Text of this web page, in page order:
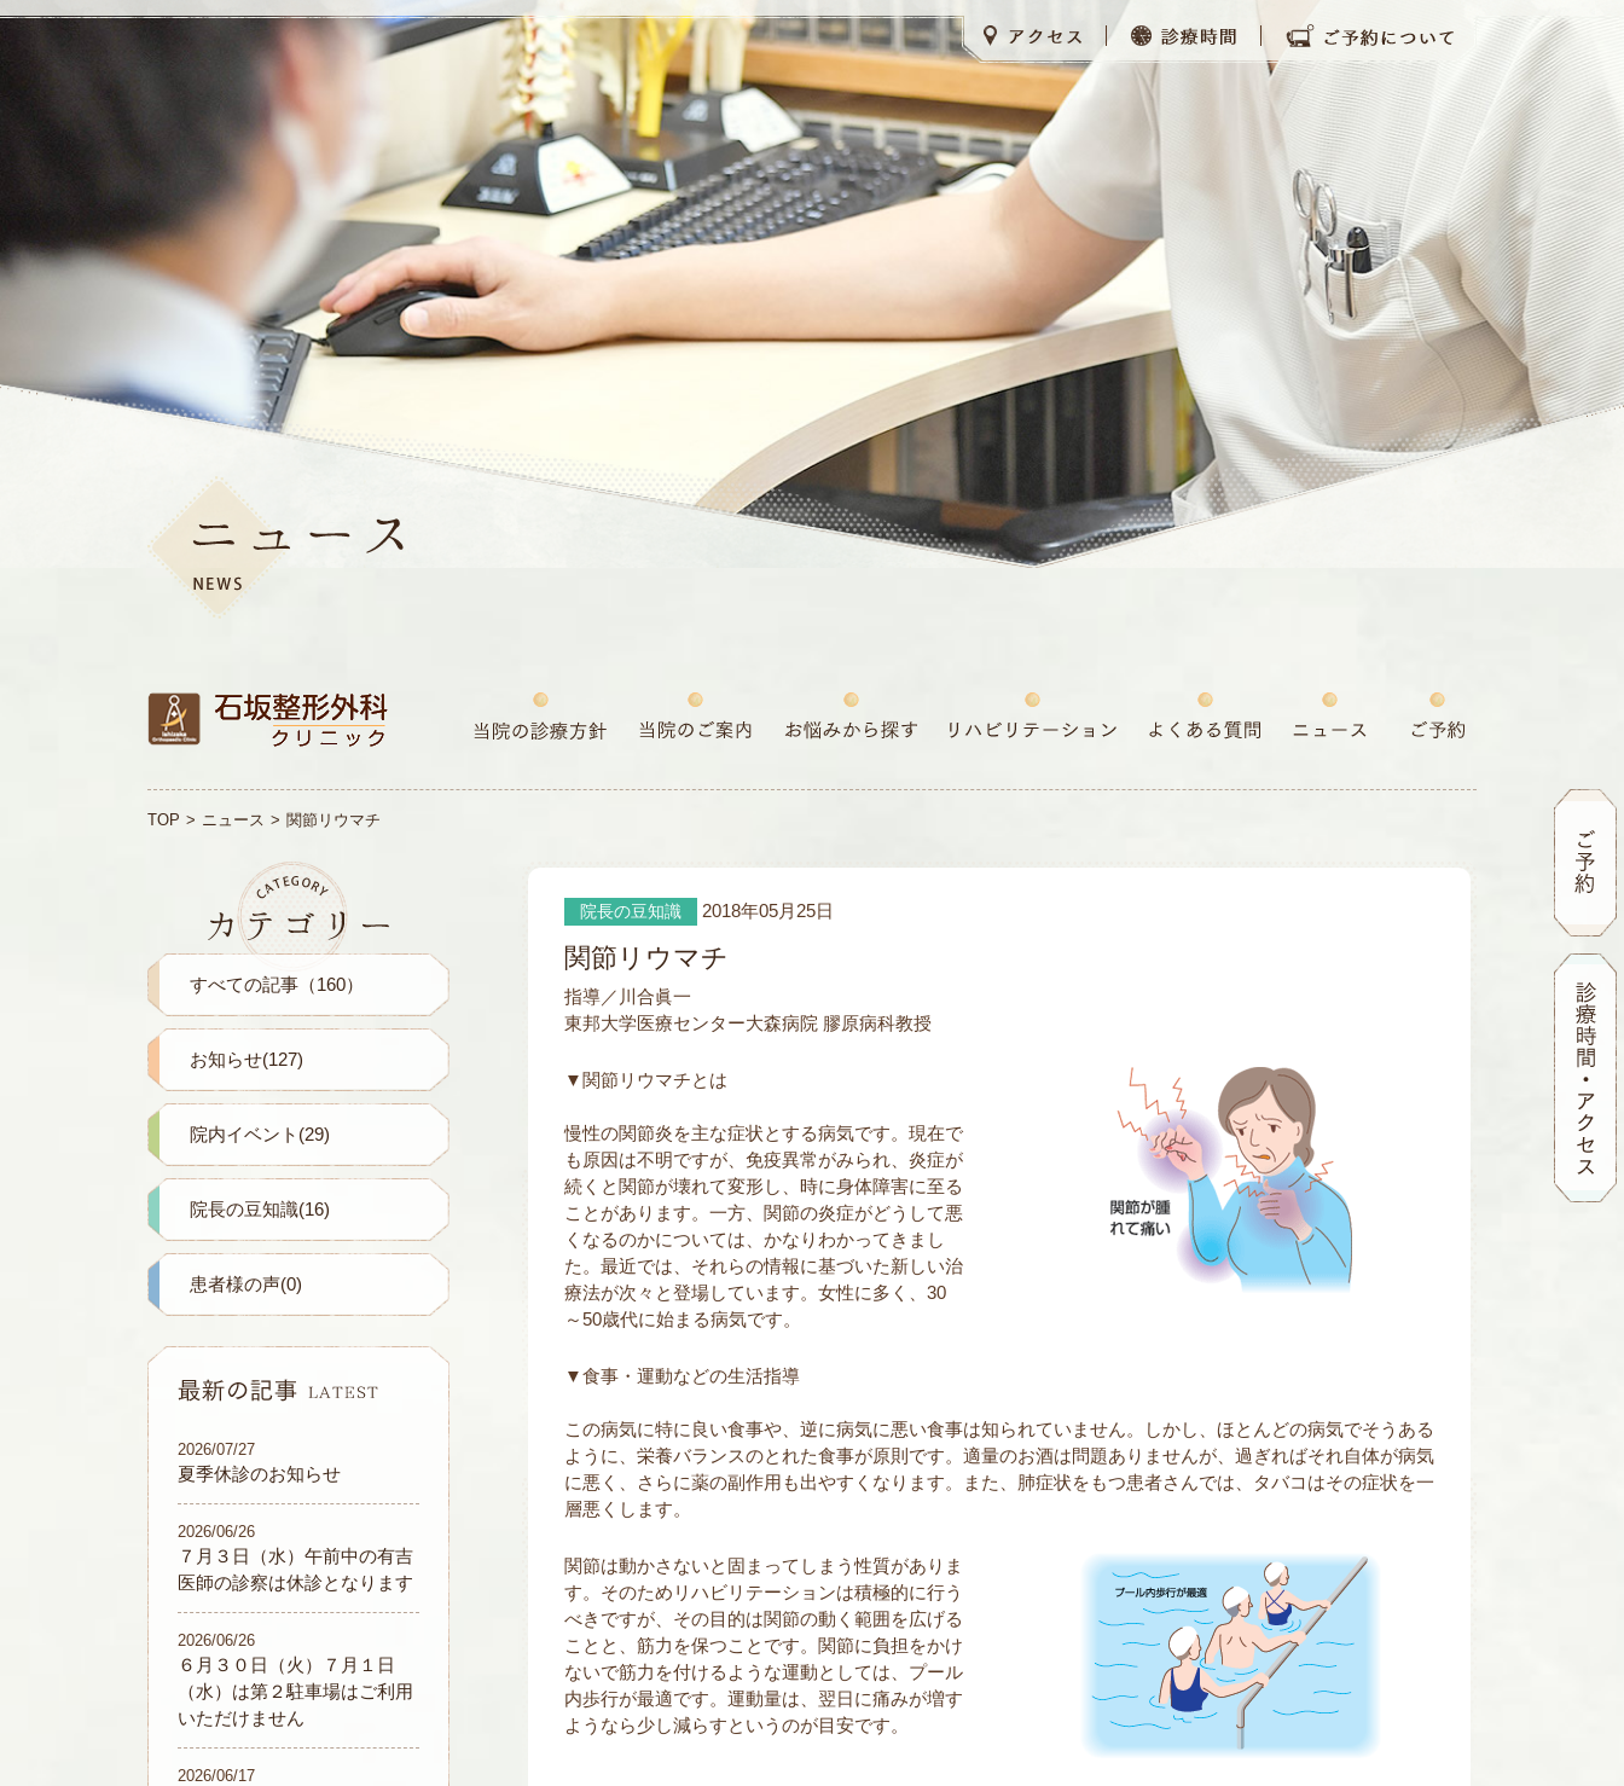
TOP ニュース 関節リウマチ
すべての記事（160）
お知らせ(127)
院内イベント(29)
院長の豆知識(16)
患者様の声(0)
2026/07/27
夏季休診のお知らせ
2026/06/26
７月３日（水）午前中の有吉
医師の診察は休診となります
2026/06/26
６月３０日（火）７月１日
（水）は第２駐車場はご利用
いただけません
2026/06/17
院長の豆知識 2018年05月25日
関節リウマチ
指導／川合眞一
東邦大学医療センター大森病院 膠原病科教授
▼関節リウマチとは
慢性の関節炎を主な症状とする病気です。現在で
も原因は不明ですが、免疫異常がみられ、炎症が
続くと関節が壊れて変形し、時に身体障害に至る
ことがあります。一方、関節の炎症がどうして悪
くなるのかについては、かなりわかってきまし
た。最近では、それらの情報に基づいた新しい治
療法が次々と登場しています。女性に多く、30
～50歳代に始まる病気です。
▼食事・運動などの生活指導
この病気に特に良い食事や、逆に病気に悪い食事は知られていません。しかし、ほとんどの病気でそうある
ように、栄養バランスのとれた食事が原則です。適量のお酒は問題ありませんが、過ぎればそれ自体が病気
に悪く、さらに薬の副作用も出やすくなります。また、肺症状をもつ患者さんでは、タバコはその症状を一
層悪くします。
関節は動かさないと固まってしまう性質がありま
す。そのためリハビリテーションは積極的に行う
べきですが、その目的は関節の動く範囲を広げる
ことと、筋力を保つことです。関節に負担をかけ
ないで筋力を付けるような運動としては、プール
内歩行が最適です。運動量は、翌日に痛みが増す
ようなら少し減らすというのが目安です。